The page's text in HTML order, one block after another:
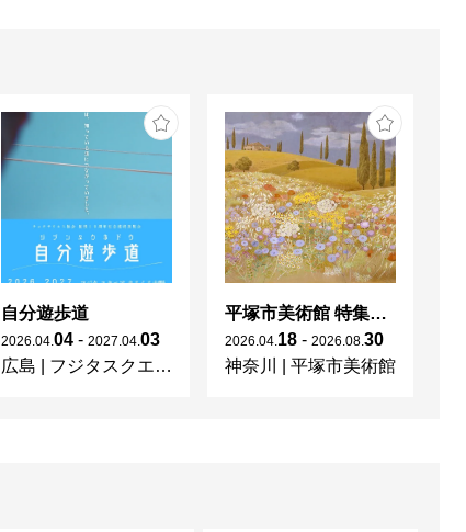
自分遊歩道
2026 04 04 - 2027 04 03
広島
フジタスクエアまるくる大野
平塚市美術館 特集展 花の表現、その多様性／特別展示 新収蔵品展
2026 04 18 - 2026 08 30
神奈川
平塚市美術館